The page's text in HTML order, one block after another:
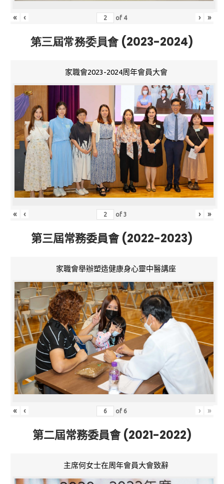
« ‹ of 4 › »
第三屆常務委員會 (2023-2024)
家職會2023-2024周年會員大會
« ‹ of3 › »
第三屆常務委員會 (2022-2023)
家職會舉辦塑造健康身心靈中醫講座
« ‹ of 6 › »
第二屆常務委員會 (2021-2022)
主席何女士在周年會員大會致辭